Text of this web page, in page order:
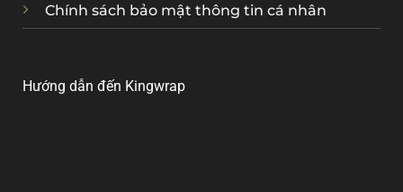
Chính sách bảo mật thông tin cá nhân
Hướng dẫn đến Kingwrap